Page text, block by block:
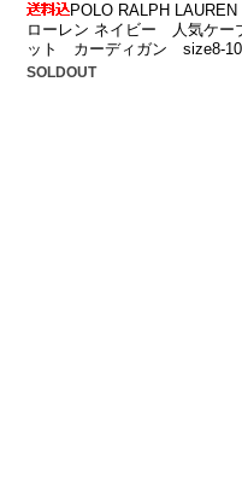
POLO RALPH
ローレン ネイビー 人気ケー
ット カーディガン size8-10
SOLDOUT